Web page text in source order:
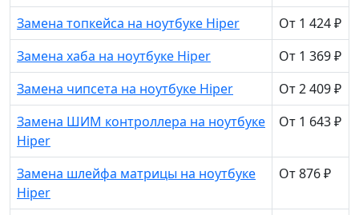
Замена топкейса на ноутбуке Hiper
От 1 424 ₽
Замена хаба на ноутбуке Hiper
От 1 369 ₽
Замена чипсета на ноутбуке Hiper
От 2 409 ₽
Замена ШИМ контроллера на ноутбуке
Hiper
От 1 643 ₽
Замена шлейфа матрицы на ноутбуке
Hiper
От 876 ₽